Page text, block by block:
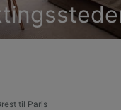
til Paris